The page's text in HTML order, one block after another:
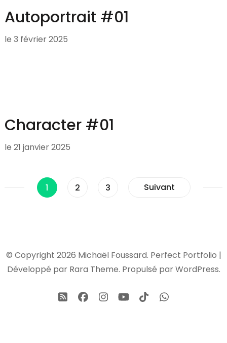
Autoportrait #01
le 3 février 2025
Character #01
le 21 janvier 2025
Pagination
publications
Page
1 Page
2 Page
3 Suivant
© Copyright 2026 Michaël Foussard. Perfect Portfolio |
Développé par Rara Theme. Propulsé parWordPress.